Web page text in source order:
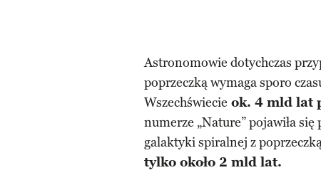
Astronomowie dotychczas
poprzeczką wymaga sporo
Wszechświecie ok. 4 mld lat
numerze „Nature” pojawiła
galaktyki spiralnej z
tylko około 2 mld lat.